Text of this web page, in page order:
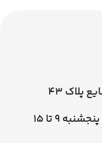
پلاک 43